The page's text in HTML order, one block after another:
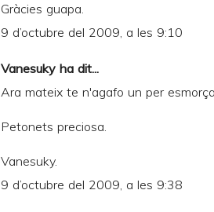
P
Gràcies guapa.
9 d’octubre del 2009, a les 9:10
Vanesuky ha dit...
Ara mateix te n'agafo un per
Petonets preciosa.
Vanesuky.
9 d’octubre del 2009, a les 9:38